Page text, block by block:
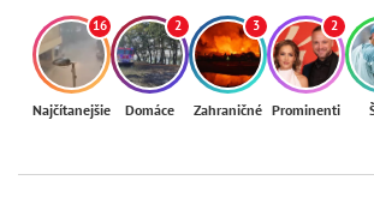
16
Najčítanejšie
2
Domáce
3
Zahraničné
2
Prominenti